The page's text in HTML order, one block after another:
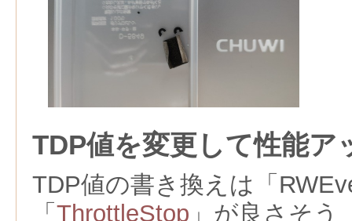
TDP値を変更して性能ア
TDP値の書き換えは「
「 ThrottleStop 」が良さそう